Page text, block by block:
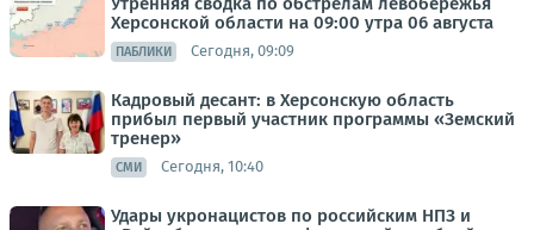
Херсонской области на 09:00 утра 06 августа
ПАБЛИКИ Сегодня, 09:09
Кадровый десант: в Херсонскую область
прибыл первый участник программы «Земский
тренер»
СМИ Сегодня, 10:40
Удары укронацистов по российским НПЗ и